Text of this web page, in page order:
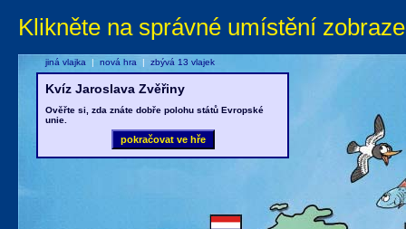
Klikněte na správné umístění
Kvíz Jaroslava Zvěřiny
Ověřte si, zda znáte dobře polohu států Evropské
unie.
jiná vlajka | nová hra | zbývá 13 vlajek